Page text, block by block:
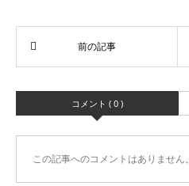
コメント ( 0 )
この記事へのコメントはありません。